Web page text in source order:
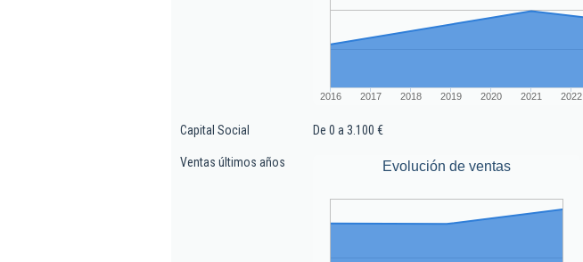
2016 2017 2018 2019 2020 2021 2022
Capital Social De 0 a 3.100 €
Ventas últimos años Evolución de ventas